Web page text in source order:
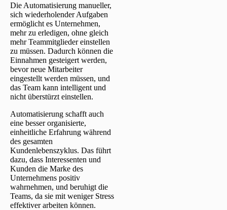
Die Automatisierung manueller,
sich wiederholender Aufgaben
ermöglicht es Unternehmen,
mehr zu erledigen, ohne gleich
mehr Teammitglieder einstellen
zu müssen. Dadurch können die
Einnahmen gesteigert werden,
bevor neue Mitarbeiter
eingestellt werden müssen, und
das Team kann intelligent und
nicht überstürzt einstellen.
Automatisierung schafft auch
eine besser organisierte,
einheitliche Erfahrung während
des gesamten
Kundenlebenszyklus. Das führt
dazu, dass Interessenten und
Kunden die Marke des
Unternehmens positiv
wahrnehmen, und beruhigt die
Teams, da sie mit weniger Stress
effektiver arbeiten können.